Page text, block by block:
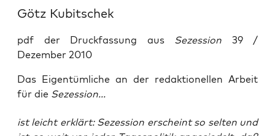
Götz Kubitschek
pdf der Druckfassung aus Sezession 39 /
Dezember 2010
Das Eigentümliche an der redaktionellen Arbeit
für die Sezession...
ist leicht erklärt: Sezes­si­on erscheint so sel­ten und